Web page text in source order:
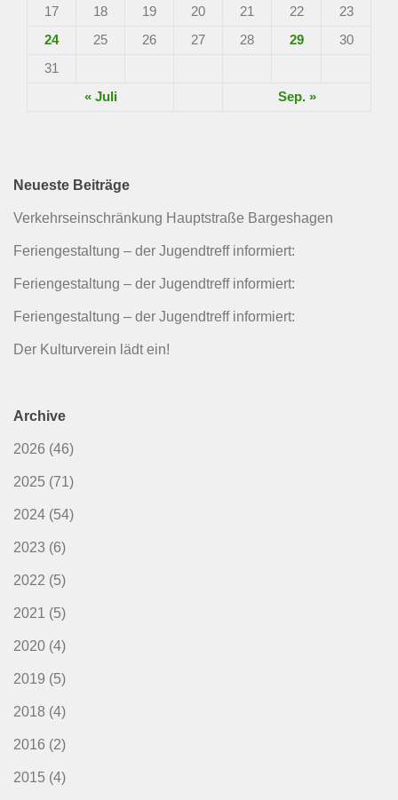
17
18 19 20 21 22
23
24
25 26 27 28 29
30
31
« Juli
Sep. »
Neueste Beiträge
Verkehrseinschränkung Hauptstraße Bargeshagen
Feriengestaltung – der Jugendtreff informiert:
Feriengestaltung – der Jugendtreff informiert:
Feriengestaltung – der Jugendtreff informiert:
Der Kulturverein lädt ein!
Archive
2026 (46)
2025 (71)
2024 (54)
2023 (6)
2022 (5)
2021 (5)
2020 (4)
2019 (5)
2018 (4)
2016 (2)
2015 (4)